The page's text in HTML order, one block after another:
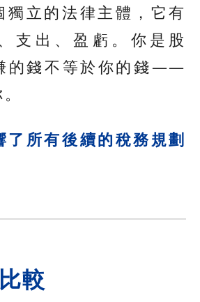
獨立的法律主體，它有
支出、盈虧。你是股
的錢不等於你的錢——
了所有後續的稅務規劃
較